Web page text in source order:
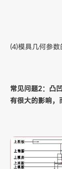
(4)模具几何参数
常见问题2：凸
有很大的影响，